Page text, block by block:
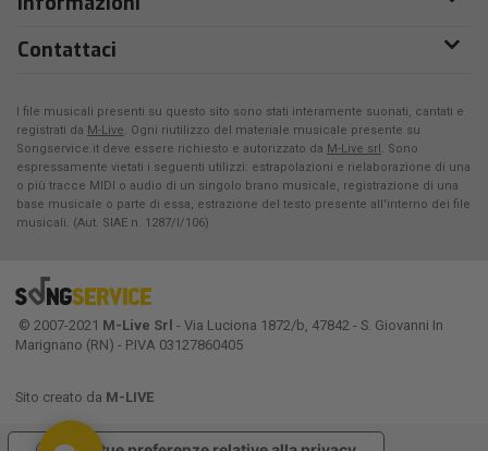
Contattaci
I file musicali presenti su questo sito sono stati interamente suonati, cantati e
registrati da M-Live. Ogni riutilizzo del materiale musicale presente su
Songservice.it deve essere richiesto e autorizzato da M-Live srl. Sono
espressamente vietati i seguenti utilizzi: estrapolazioni e rielaborazione di una
o più tracce MIDI o audio di un singolo brano musicale, registrazione di una
base musicale o parte di essa, estrazione del testo presente all'interno dei file
musicali. (Aut. SIAE n. 1287/I/106)
© 2007-2021 M-Live Srl - Via Luciona 1872/b, 47842 - S. Giovanni In
Marignano (RN) - P.IVA 03127860405
Sito creato da M-LIVE